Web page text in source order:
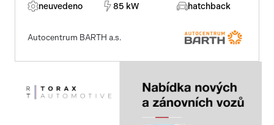
neuvedeno
85 kW hatchback
Autocentrum BARTH a.s.